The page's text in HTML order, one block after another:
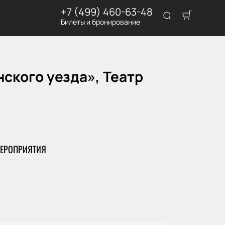
+7 (499) 460-63-48
Билеты и бронирование
уезда», Театр